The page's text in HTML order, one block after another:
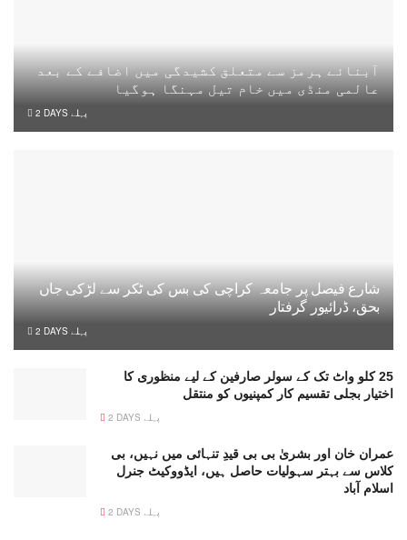
آبنائے ہرمز سے متعلق کشیدگی میں اضافے کے بعد
عالمی منڈی میں خام تیل مہنگا ہوگیا
2 DAYS پہلے
شارع فیصل پر جامعہ کراچی کی بس کی ٹکر سے لڑکی جاں
بحق، ڈرائیور گرفتار
2 DAYS پہلے
25 کلو واٹ تک کے سولر صارفین کے لیے منظوری کا
اختیار بجلی تقسیم کار کمپنیوں کو منتقل
2 DAYS پہلے
عمران خان اور بشریٰ بی بی قیدِ تنہائی میں نہیں، بی
کلاس سے بہتر سہولیات حاصل ہیں، ایڈووکیٹ جنرل
اسلام آباد
2 DAYS پہلے